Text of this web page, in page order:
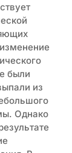
были
из
Однако